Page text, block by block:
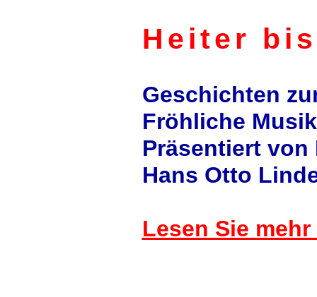
Heiter
Geschichten
Fröhliche
Präsentiert von
Hans Otto
Lesen Sie mehr